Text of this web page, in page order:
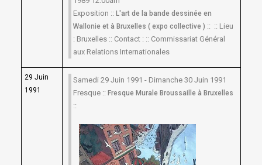
Exposition :: L'art de la bande dessinée en
Wallonie et à Bruxelles ( expo collective ) :: :: Lieu
: Bruxelles :: Contact : :: Commissariat Général
aux Relations Internationales
29 Juin
1991
Samedi 29 Juin 1991 - Dimanche 30 Juin 1991
Fresque :: Fresque Murale Broussaille à Bruxelles
::